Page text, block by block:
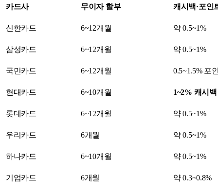
카드사 무이자 할부 캐시백·포인
신한카드 6~12개월 약 0.5~1%
삼성카드 6~12개월 약 0.5~1%
국민카드 6~12개월 0.5~1.5% 포
현대카드 6~10개월 1~2% 캐시백
롯데카드 6~12개월 약 0.5~1%
우리카드 6개월 약 0.5~1%
하나카드 6~10개월 약 0.5~1%
기업카드 6개월 약 0.3~0.8%